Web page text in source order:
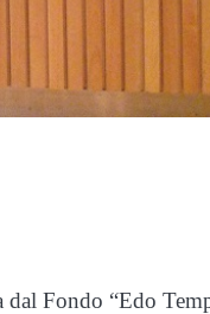
dal Fondo “Edo